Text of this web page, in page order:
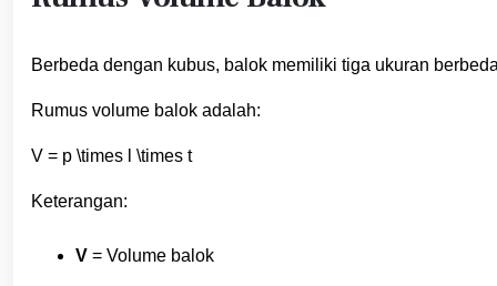
Berbeda dengan kubus, balok memiliki tiga ukuran
Rumus volume balok adalah:
V = p \times l \times t
Keterangan:
V = Volume balok